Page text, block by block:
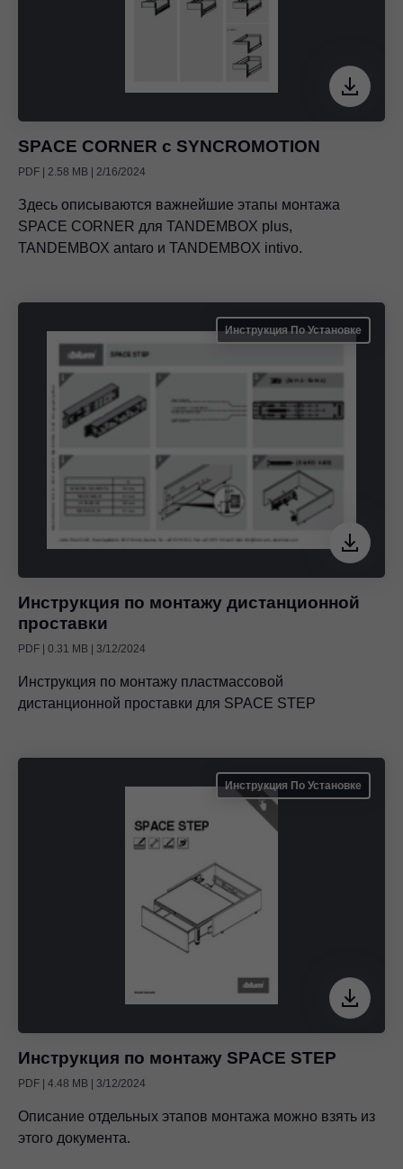
SPACE CORNER с SYNCROMOTION
PDF | 2.58 MB | 2/16/2024
Здесь описываются важнейшие этапы монтажа
SPACE CORNER для TANDEMBOX plus,
TANDEMBOX antaro и TANDEMBOX intivo.
Инструкция По Установке
Инструкция по монтажу дистанционной
проставки
PDF | 0.31 MB | 3/12/2024
Инструкция по монтажу пластмассовой
дистанционной проставки для SPACE STEP
Инструкция По Установке
Инструкция по монтажу SPACE STEP
PDF | 4.48 MB | 3/12/2024
Описание отдельных этапов монтажа можно взять из
этого документа.